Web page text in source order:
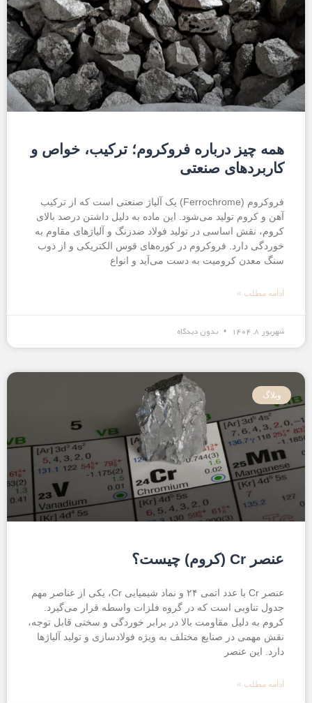
همه چیز درباره فروکروم؛ ترکیب، خواص و
کاربردهای صنعتی
فروکروم (Ferrochrome) یک آلیاژ صنعتی است که از ترکیب
آهن و کروم تولید می‌شود. این ماده به دلیل داشتن درصد بالای
کروم، نقش اساسی در تولید فولاد ضدزنگ و آلیاژهای مقاوم به
خوردگی دارد. فروکروم در کوره‌های قوس الکتریکی و از ذوب
سنگ معدن کرومیت به دست می‌آید و انواع
ادامه مطلب »
شهریور ۸, ۱۴۰۴ بدون دیدگاه
وبلاگ
عنصر Cr (کروم) چیست؟
عنصر Cr با عدد اتمی ۲۴ و نماد شیمیایی Cr، یکی از عناصر مهم
جدول تناوبی است که در گروه فلزات واسطه قرار می‌گیرد.
کروم به دلیل مقاومت بالا در برابر خوردگی و سختی قابل توجه،
نقش مهمی در صنایع مختلف به ویژه فولادسازی و تولید آلیاژها
دارد. این عنصر
ادامه مطلب »